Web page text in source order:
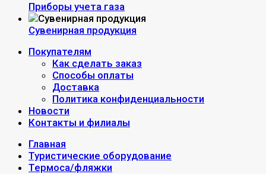
Приборы учета газа
Сувенирная продукция
Покупателям
Как сделать заказ
Способы оплаты
Доставка
Политика конфиденциальности
Новости
Контакты и филиалы
Главная
Туристические оборудование
Термоса/фляжки